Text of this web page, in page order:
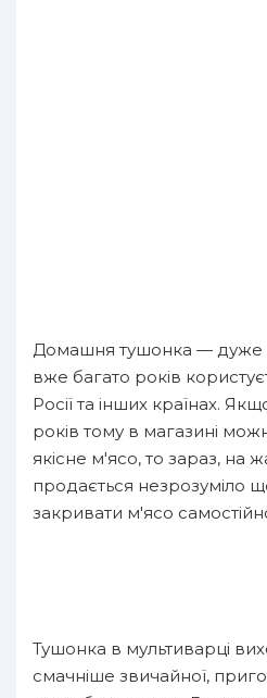
Домашня тушонка — дуже
вже багато років
Росії та інших країнах.
років тому в магазині
якісне м'ясо, то зараз, на
продається незрозуміло
закривати м'ясо
Тушонка в мультиварці
смачніше звичайної,